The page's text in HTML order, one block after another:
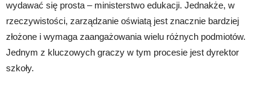
wydawać się prosta – ministerstwo edukacji. Jednakże, w
rzeczywistości, zarządzanie oświatą jest znacznie bardziej
złożone i wymaga zaangażowania wielu różnych podmiotów.
Jednym z kluczowych graczy w tym procesie jest dyrektor
szkoły.